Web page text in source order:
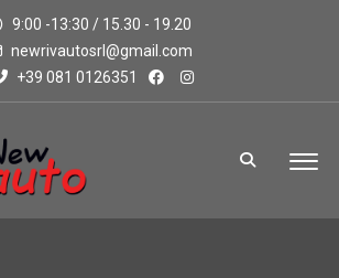
9:00 -13:30 / 15.30 - 19.20
newrivautosrl@gmail.com
+39 081 0126351